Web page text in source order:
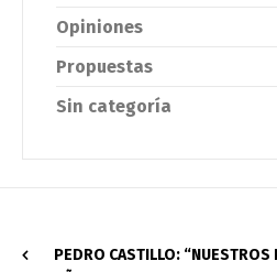
Opiniones
Propuestas
Sin categoría
PEDRO CASTILLO: “NUESTROS